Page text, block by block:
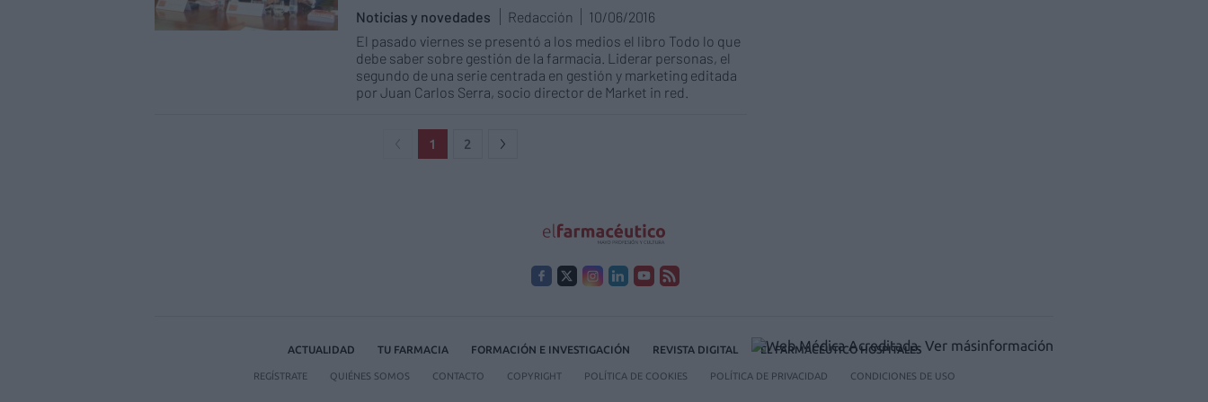
Noticias y novedades Redacción
10/06/2016
El pasado viernes se presentó a los medios el libro Todo lo que
debe saber sobre gestión de la farmacia. Liderar personas, el
segundo de una serie centrada en gestión y marketing editada
por Juan Carlos Serra, socio director de Market in red.
1 2
ACTUALIDAD TU FARMACIA FORMACIÓN E INVESTIGACIÓN REVISTA DIGITAL EL FARMACÉUTICO HOSPITALES
REGÍSTRATE QUIÉNES SOMOS CONTACTO COPYRIGHT POLÍTICA DE COOKIES POLÍTICA DE PRIVACIDAD CONDICIONES DE USO